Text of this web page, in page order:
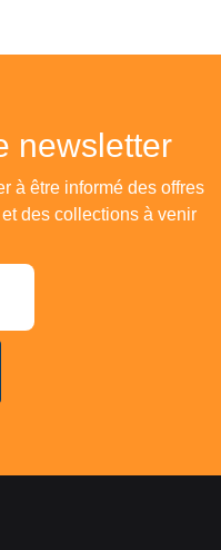
newsletter
à être informé des offres
des collections à venir